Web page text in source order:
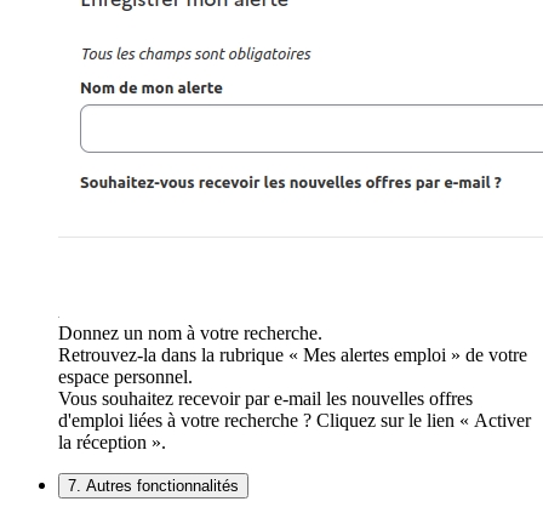
Donnez un nom à votre recherche.
Retrouvez-la dans la rubrique « Mes alertes emploi » de votre
espace personnel.
Vous souhaitez recevoir par e-mail les nouvelles offres
d'emploi liées à votre recherche ? Cliquez sur le lien « Activer
la réception ».
7. Autres fonctionnalités